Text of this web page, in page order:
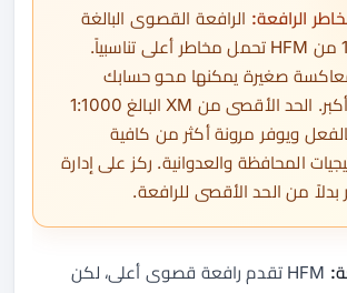
الرافعة: الرافعة القصوى البالغة
1:2000 من HFM تحمل مخاطر أعلى تناسبياً.
صغيرة يمكنها محو حسابك
بسرعة أكبر. الحد الأقصى من XM البالغ 1:1000
ويوفر مرونة أكثر من كافية
المحافظة والعدوانية. ركز على إدارة
بدلاً من الحد الأقصى للرافعة.
HFM تقدم رافعة قصوى أعلى، لكن